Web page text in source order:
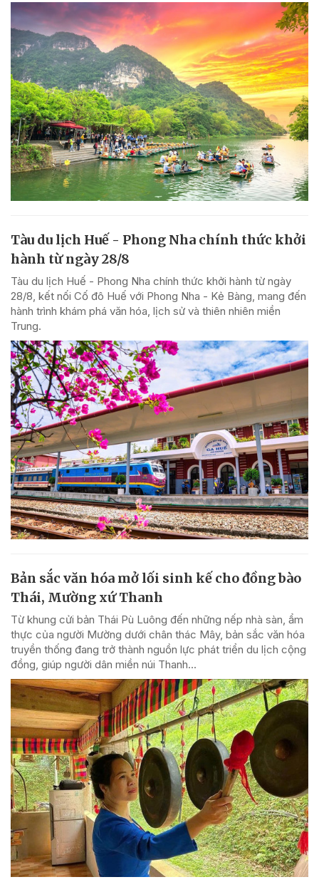
Tàu du lịch Huế - Phong Nha chính thức khởi
hành từ ngày 28/8
Tàu du lịch Huế - Phong Nha chính thức khởi hành từ ngày
28/8, kết nối Cố đô Huế với Phong Nha - Kẻ Bàng, mang đến
hành trình khám phá văn hóa, lịch sử và thiên nhiên miền
Trung.
Bản sắc văn hóa mở lối sinh kế cho đồng bào
Thái, Mường xứ Thanh
Từ khung cửi bản Thái Pù Luông đến những nếp nhà sàn, ẩm
thực của người Mường dưới chân thác Mây, bản sắc văn hóa
truyền thống đang trở thành nguồn lực phát triển du lịch cộng
đồng, giúp người dân miền núi Thanh...